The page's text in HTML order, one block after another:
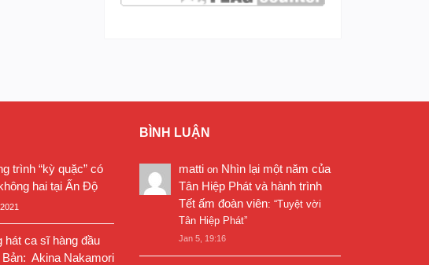
trình “kỳ quặc” có
hai tại Ấn Độ
hát ca sĩ hàng đầu
Bản: Akina Nakamori
BÌNH LUẬN
matti on Nhìn lại một năm của
Tân Hiệp Phát và hành trình
Tết ấm đoàn viên: “Tuyệt vời
Tân Hiệp Phát”
Jan 5, 19:16